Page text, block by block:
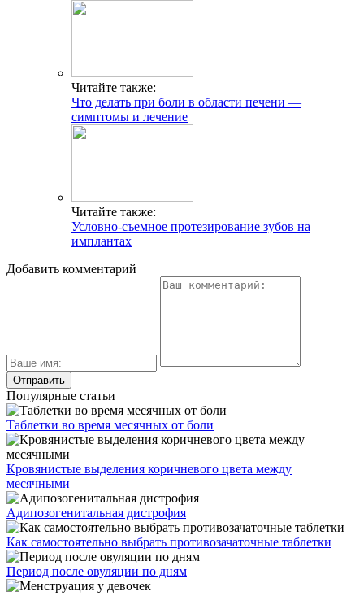
Читайте также:
Что делать при боли в области печени —
симптомы и лечение
Читайте также:
Условно-съемное протезирование зубов на
имплантах
Добавить комментарий
Популярные статьи
Таблетки во время месячных от боли
Кровянистые выделения коричневого цвета между
месячными
Адипозогенитальная дистрофия
Как самостоятельно выбрать противозачаточные таблетки
Период после овуляции по дням